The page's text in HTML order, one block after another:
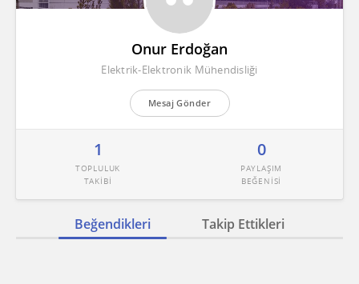
Onur Erdoğan
Elektrik-Elektronik Mühendisliği
Mesaj Gönder
1
TOPLULUK
TAKİBİ
0
PAYLAŞIM
BEĞENİSİ
Beğendikleri Takip Ettikleri